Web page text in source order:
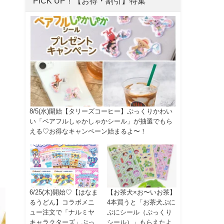
8/5(水)開始【タリーズコーヒー】ぷっくりかわい
い「ベアフルしゃかしゃかシール」が抽選でもら
える♡お得なキャンペーン始まるよ〜！
6/25(木)開始♡【はなま
るうどん】コラボメニ
ュー注文で「ナルミヤ
キャラクターズ」ぷっ
【お茶犬×お〜いお茶】
4本買うと「お茶犬ぷに
ぷにシール（ぷっくり
シール）」もらえたよ